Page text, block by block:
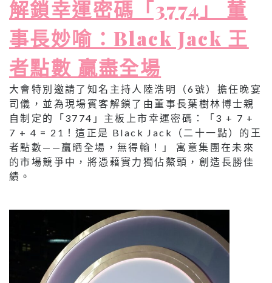
解鎖幸運密碼「3774」 董
事長妙喻：Black Jack 王
者點數 贏盡全場
大會特別邀請了知名主持人陸浩明（6號）擔任晚宴
司儀，並為現場賓客解鎖了由董事長葉樹林博士親
自制定的「3774」主板上市幸運密碼：「3 + 7 +
7 + 4 = 21！這正是 Black Jack（二十一點）的王
者點數——贏晒全場，無得輸！」 寓意集團在未來
的市場競爭中，將憑藉實力獨佔鰲頭，創造長勝佳
績。